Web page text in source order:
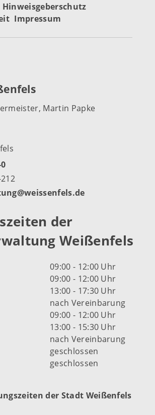
Hinweisgeberschutz
Impressum
Martin Papke
der
Weißenfels
09:00 - 12:00 Uhr
09:00 - 12:00 Uhr
13:00 - 17:30 Uhr
nach Vereinbarung
09:00 - 12:00 Uhr
13:00 - 15:30 Uhr
nach Vereinbarung
geschlossen
geschlossen
der Stadt Weißenfels